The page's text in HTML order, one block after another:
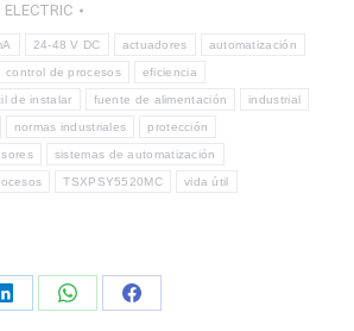
ELECTRIC
24-48 V DC actuadores automatización
control de procesos eficiencia
de instalar fuente de alimentación industrial
normas industriales protección
sistemas de automatización
TSXPSY5520MC vida útil
Share
Share
Share